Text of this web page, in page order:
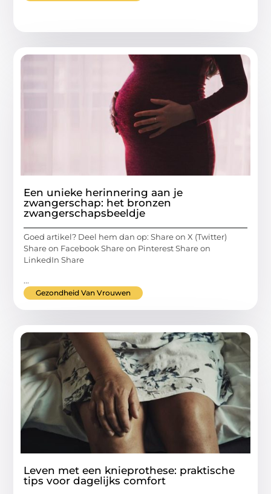
Een unieke herinnering aan je
zwangerschap: het bronzen
zwangerschapsbeeldje
Goed artikel? Deel hem dan op: Share on X (Twitter)
Share on Facebook Share on Pinterest Share on
LinkedIn Share
...
Gezondheid Van Vrouwen
Leven met een knieprothese: praktische
tips voor dagelijks comfort